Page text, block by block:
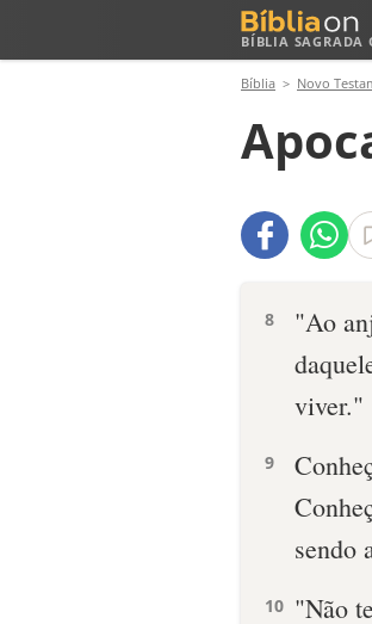
BÍBLIA SAGRADA
Bíblia Novo
8
"Ao
viver."
9
sendo
10 "Não